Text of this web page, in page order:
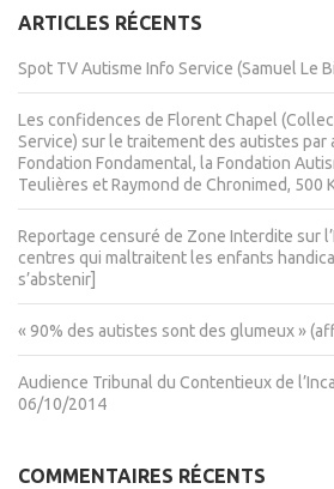
ARTICLES RÉCENTS
Spot TV Autisme Info Service (Samuel Le
Les confidences de Florent Chapel
Service) sur le traitement des autistes par
Fondation Fondamental, la Fondation
Teulières et Raymond de Chronimed, 500
Reportage censuré de Zone Interdite sur
centres qui maltraitent les enfants
s’abstenir]
« 90% des autistes sont des glumeux »
Audience Tribunal du Contentieux de
06/10/2014
COMMENTAIRES RÉCENTS